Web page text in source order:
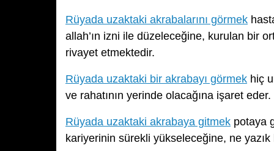
Rüyada uzaktaki akrabalarını görmek
allah’ın izni ile düzeleceğine, kurulan bir
rivayet etmektedir.
Rüyada uzaktaki bir akrabayı görmek hiç
ve rahatının yerinde olacağına işaret eder.
Rüyada uzaktaki akrabaya gitmek potaya
kariyerinin sürekli yükseleceğine, ne